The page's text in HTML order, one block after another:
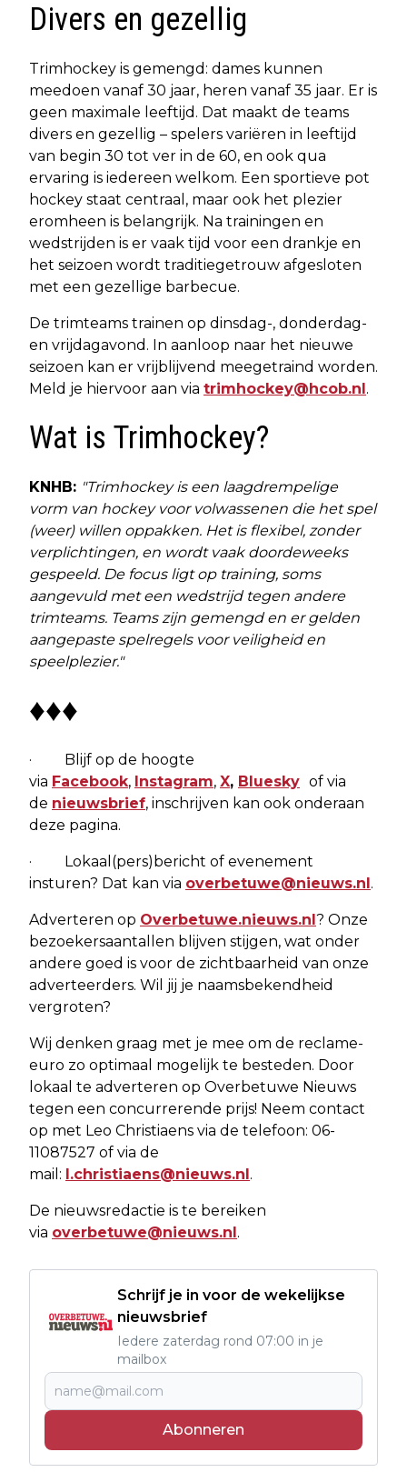
Divers en gezellig
Trimhockey is gemengd: dames kunnen
meedoen vanaf 30 jaar, heren vanaf 35 jaar. Er is
geen maximale leeftijd. Dat maakt de teams
divers en gezellig – spelers variëren in leeftijd
van begin 30 tot ver in de 60, en ook qua
ervaring is iedereen welkom. Een sportieve pot
hockey staat centraal, maar ook het plezier
eromheen is belangrijk. Na trainingen en
wedstrijden is er vaak tijd voor een drankje en
het seizoen wordt traditiegetrouw afgesloten
met een gezellige barbecue.
De trimteams trainen op dinsdag-, donderdag-
en vrijdagavond. In aanloop naar het nieuwe
seizoen kan er vrijblijvend meegetraind worden.
Meld je hiervoor aan via trimhockey@hcob.nl.
Wat is Trimhockey?
KNHB: "Trimhockey is een laagdrempelige
vorm van hockey voor volwassenen die het spel
(weer) willen oppakken. Het is flexibel, zonder
verplichtingen, en wordt vaak doordeweeks
gespeeld. De focus ligt op training, soms
aangevuld met een wedstrijd tegen andere
trimteams. Teams zijn gemengd en er gelden
aangepaste spelregels voor veiligheid en
speelplezier."
♦♦♦
· Blijf op de hoogte
via Facebook, Instagram, X, Bluesky of via
de nieuwsbrief, inschrijven kan ook onderaan
deze pagina.
· Lokaal(pers)bericht of evenement
insturen? Dat kan via overbetuwe@nieuws.nl.
Adverteren op Overbetuwe.nieuws.nl? Onze
bezoekersaantallen blijven stijgen, wat onder
andere goed is voor de zichtbaarheid van onze
adverteerders. Wil jij je naamsbekendheid
vergroten?
Wij denken graag met je mee om de reclame-
euro zo optimaal mogelijk te besteden. Door
lokaal te adverteren op Overbetuwe Nieuws
tegen een concurrerende prijs! Neem contact
op met Leo Christiaens via de telefoon: 06-
11087527 of via de
mail: l.christiaens@nieuws.nl.
De nieuwsredactie is te bereiken
via overbetuwe@nieuws.nl.
Schrijf je in voor de wekelijkse
nieuwsbrief
Iedere zaterdag rond 07:00 in je
mailbox
Abonneren